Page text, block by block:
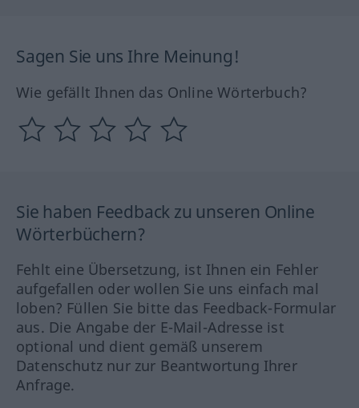
Sagen Sie uns Ihre Meinung!
Wie gefällt Ihnen das Online Wörterbuch?
Sie haben Feedback zu unseren Online
Wörterbüchern?
Fehlt eine Übersetzung, ist Ihnen ein Fehler
aufgefallen oder wollen Sie uns einfach mal
loben? Füllen Sie bitte das Feedback-Formular
aus. Die Angabe der E-Mail-Adresse ist
optional und dient gemäß unserem
Datenschutz nur zur Beantwortung Ihrer
Anfrage.